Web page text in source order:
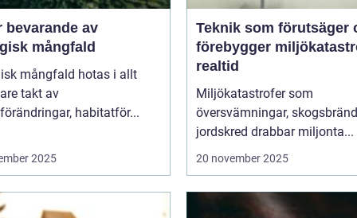
bevarande av
mångfald
mångfald hotas i allt
takt av
habitatför...
2025
Teknik som förutsäger
förebygger
realtid
Miljökatastrofer som
översvämningar,
jordskred drabbar miljonta...
20 november 2025